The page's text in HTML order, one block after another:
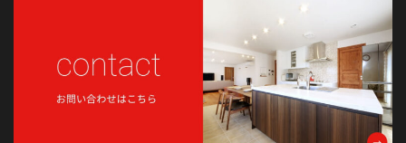
2021年6月
2021年5月